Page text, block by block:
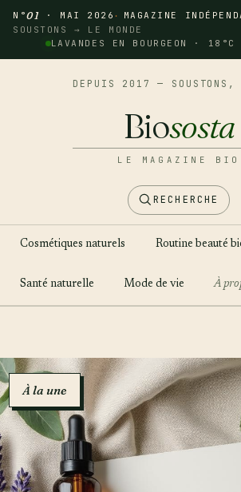
N°01 · MAI 2026
MAGAZINE
SOUSTONS → LE MONDE
LAVANDES EN BOURGEON · 18°C
DEPUIS 2017 — SOUSTONS,
Biososta
LE MAGAZINE BIO
RECHERCHE
Cosmétiques naturels Routine beauté
Santé naturelle Mode de vie À
contenu
À la une